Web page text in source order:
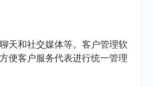
天和社交媒体等。客户管理软
便客户服务代表进行统一管理